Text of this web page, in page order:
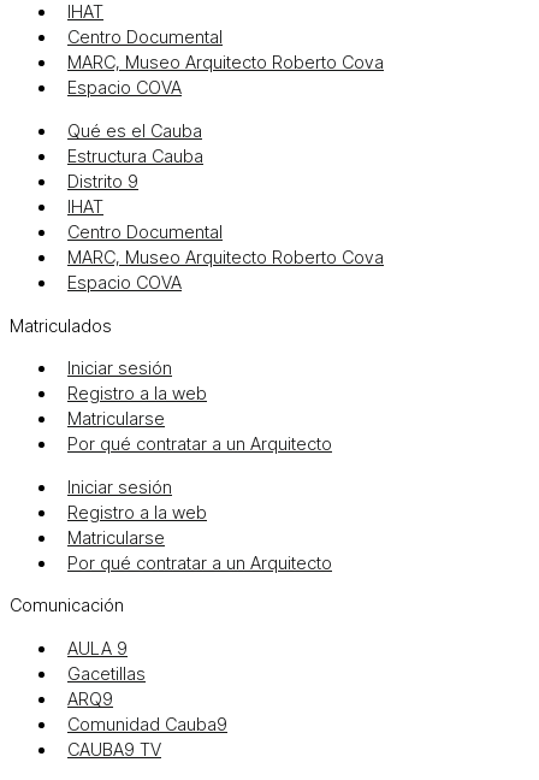
IHAT
Centro Documental
MARC, Museo Arquitecto Roberto Cova
Espacio COVA
Qué es el Cauba
Estructura Cauba
Distrito 9
IHAT
Centro Documental
MARC, Museo Arquitecto Roberto Cova
Espacio COVA
Matriculados
Iniciar sesión
Registro a la web
Matricularse
Por qué contratar a un Arquitecto
Iniciar sesión
Registro a la web
Matricularse
Por qué contratar a un Arquitecto
Comunicación
AULA 9
Gacetillas
ARQ9
Comunidad Cauba9
CAUBA9 TV